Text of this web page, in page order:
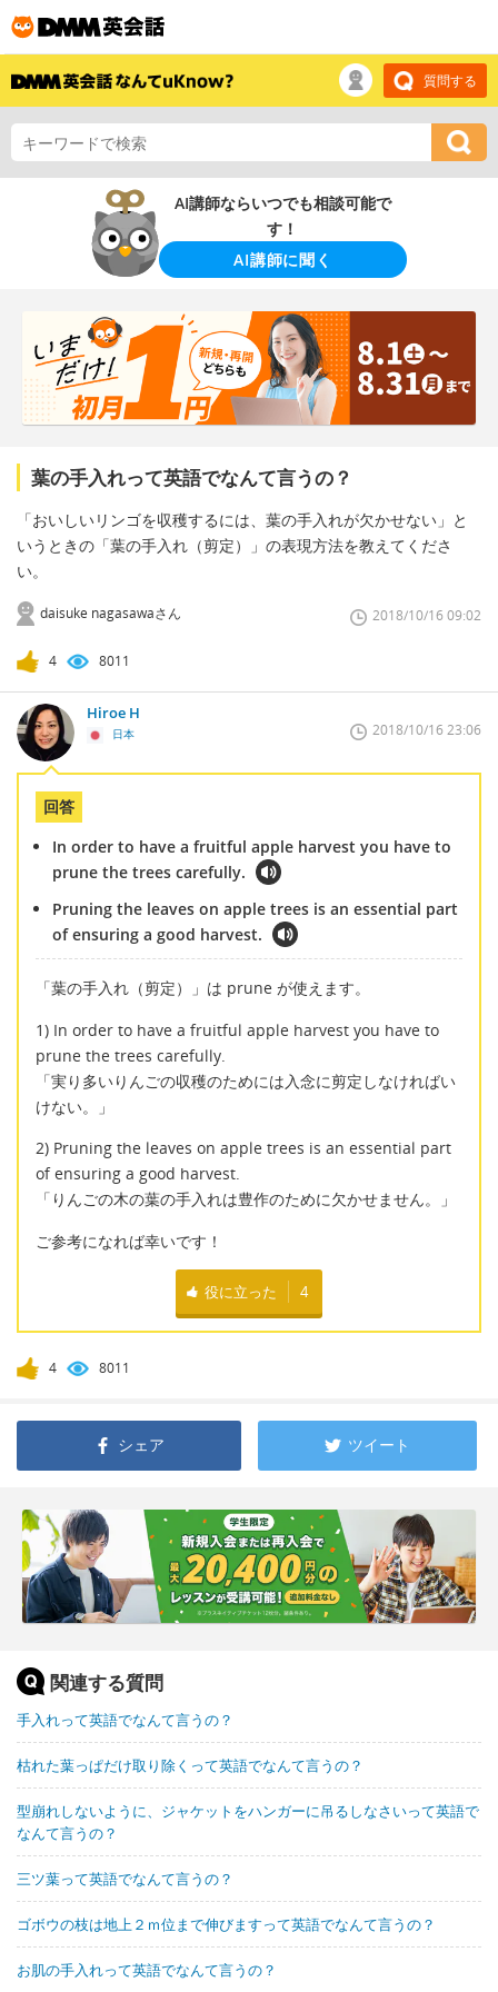
質問する
AI講師ならいつでも相談可能で
す！
AI講師に聞く
葉の手入れって英語でなんて言うの？
「おいしいリンゴを収穫するには、葉の手入れが欠かせない」と
いうときの「葉の手入れ（剪定）」の表現方法を教えてくださ
い。
daisuke nagasawaさん 2018/10/16 09:02
4 8011
Hiroe H
日本 2018/10/16 23:06
回答
In order to have a fruitful apple harvest you have to
prune the trees carefully.
Pruning the leaves on apple trees is an essential part
of ensuring a good harvest.
「葉の手入れ（剪定）」は prune が使えます。
1) In order to have a fruitful apple harvest you have to
prune the trees carefully.
「実り多いりんごの収穫のためには入念に剪定しなければい
けない。」
2) Pruning the leaves on apple trees is an essential part
of ensuring a good harvest.
「りんごの木の葉の手入れは豊作のために欠かせません。」
ご参考になれば幸いです！
役に立った 4
4 8011
シェア ツイート
関連する質問
手入れって英語でなんて言うの？
枯れた葉っぱだけ取り除くって英語でなんて言うの？
型崩れしないように、ジャケットをハンガーに吊るしなさいって英語で
なんて言うの？
三ツ葉って英語でなんて言うの？
ゴボウの枝は地上２ｍ位まで伸びますって英語でなんて言うの？
お肌の手入れって英語でなんて言うの？